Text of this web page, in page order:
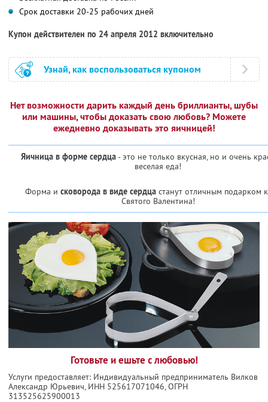
Срок доставки 20-25 рабочих дней
Купон действителен по 24 апреля 2012 включительно
Узнай, как воспользоваться купоном
Нет возможности дарить каждый день бриллианты, шубы
или машины, чтобы доказать свою любовь? Можете
ежедневно доказывать это яичницей!
Яичница в форме сердца- это не только вкусная, но и очень
веселая еда!
Форма и сковорода в виде сердцастанут отличным подарком
Святого Валентина!
Готовьте и ешьте с любовью!
Услуги предоставляет: Индивидуальный предприниматель Вилков
Александр Юрьевич, ИНН 525617071046, ОГРН
313525625900013